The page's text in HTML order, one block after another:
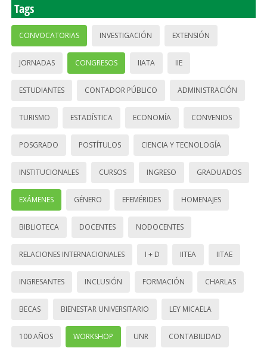
Tags
CONVOCATORIAS INVESTIGACIÓN EXTENSIÓN
JORNADAS CONGRESOS IIATA IIE
ESTUDIANTES CONTADOR PÚBLICO ADMINISTRACIÓN
TURISMO ESTADÍSTICA ECONOMÍA CONVENIOS
POSGRADO POSTÍTULOS CIENCIA Y TECNOLOGÍA
INSTITUCIONALES CURSOS INGRESO GRADUADOS
EXÁMENES GÉNERO EFEMÉRIDES HOMENAJES
BIBLIOTECA DOCENTES NODOCENTES
RELACIONES INTERNACIONALES I + D IITEA IITAE
INGRESANTES INCLUSIÓN FORMACIÓN CHARLAS
BECAS BIENESTAR UNIVERSITARIO LEY MICAELA
100 AÑOS WORKSHOP UNR CONTABILIDAD